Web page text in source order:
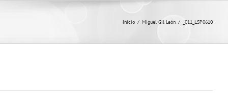
Inicio / Miguel Gil León / _011_LSP0610